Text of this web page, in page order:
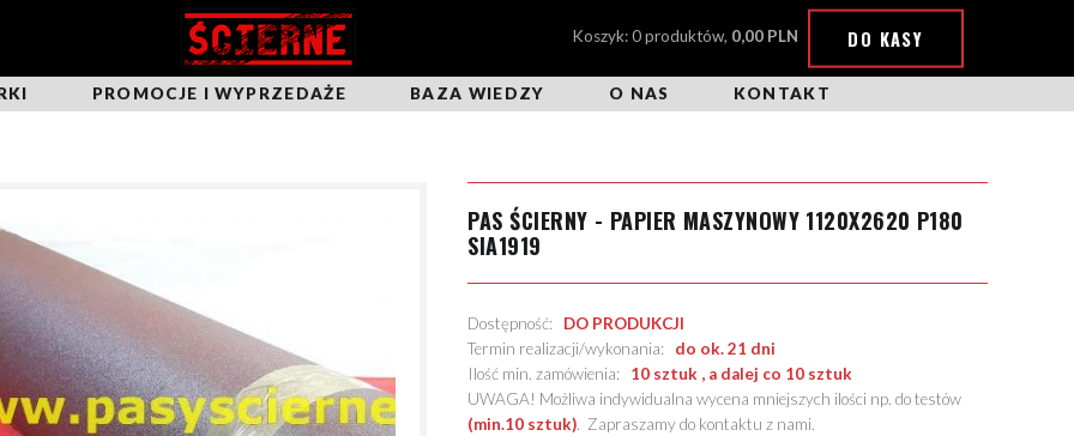
Koszyk: 0 produktów, 0,00 PLN DO KASY
PROMOCJE I WYPRZEDAŻE BAZA WIEDZY O NAS KONTAKT
PAS ŚCIERNY - PAPIER MASZYNOWY 1120X2620 P180
SIA1919
Dostępność: DO PRODUKCJI
Termin realizacji/wykonania: do ok. 21 dni
Ilość min. zamówienia: 10 sztuk , a dalej co 10 sztuk
UWAGA! Możliwa indywidualna wycena mniejszych ilości np. do testów
(min.10 sztuk). Zapraszamy do kontaktu z nami.